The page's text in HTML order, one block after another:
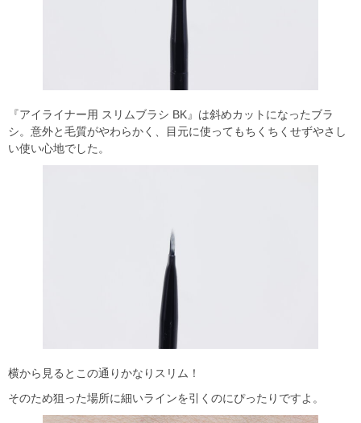
『アイライナー用 スリムブラシ BK』は斜めカットになったブラ
シ。意外と毛質がやわらかく、目元に使ってもちくちくせずやさし
い使い心地でした。
横から見るとこの通りかなりスリム！
そのため狙った場所に細いラインを引くのにぴったりですよ。